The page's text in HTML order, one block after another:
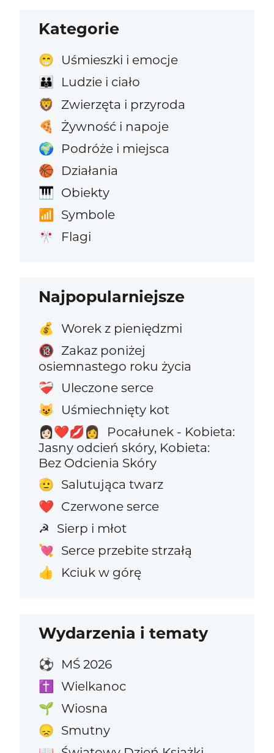
Kategorie
😁 Uśmieszki i emocje
👪 Ludzie i ciało
🦁 Zwierzęta i przyroda
🍕 Żywność i napoje
🌍 Podróże i miejsca
🏀 Działania
🎹 Obiekty
📶 Symbole
🎌 Flagi
Najpopularniejsze
💰 Worek z pieniędzmi
🔞 Zakaz poniżej
osiemnastego roku życia
❤️‍🩹 Uleczone serce
😺 Uśmiechnięty kot
👩🏻‍❤️‍💋‍👩
Pocałunek - Kobieta:
Jasny odcień skóry, Kobieta:
Bez Odcienia Skóry
🫡 Salutująca twarz
❤️ Czerwone serce
☭ Sierp i młot
💘 Serce przebite strzałą
👍 Kciuk w górę
Wydarzenia i tematy
⚽ MŚ 2026
✝️ Wielkanoc
🌱 Wiosna
😞 Smutny